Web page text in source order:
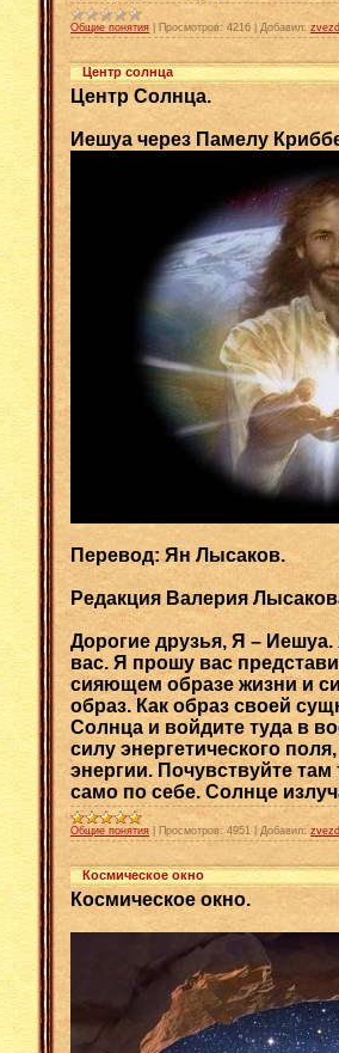
Общие понятия Просмотров: 4216 | Добавил:
Центр солнца
Центр Солнца.
Иешуа через Памелу
Перевод: Ян Лысаков.
Редакция Валерия
Дорогие друзья, Я –
вас. Я прошу вас
сияющем образе жизни и
образ. Как образ своей
Солнца и войдите туда в
силу энергетического
энергии. Почувствуйте
само по себе. Солнце
Общие понятия Просмотров: 4951 Добавил:
Космическое окно
Космическое окно.